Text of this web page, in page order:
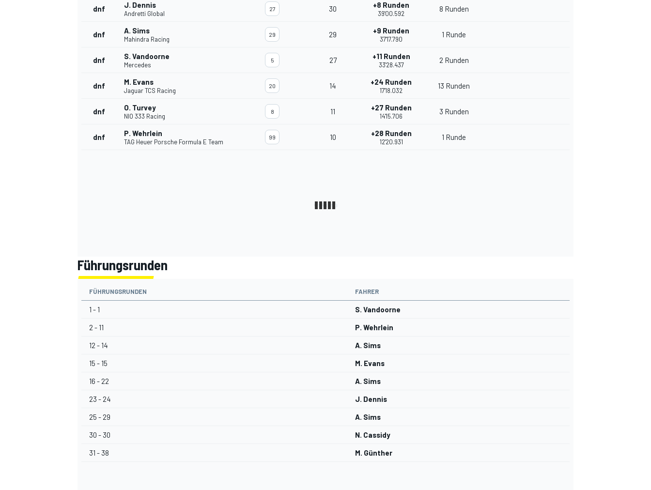
dnf J. Dennis
Andretti Global
27 30 +8 Runden
39'00.592
8 Runden
dnf A. Sims
Mahindra Racing
29 29 +9 Runden
37'17.790
1 Runde
dnf S. Vandoorne
Mercedes
5 27 +11 Runden
33'28.437
2 Runden
dnf M. Evans
Jaguar TCS Racing
20 14 +24 Runden
17'18.032
13 Runden
dnf O. Turvey
NIO 333 Racing
8 11 +27 Runden
14'15.706
3 Runden
dnf P. Wehrlein
TAG Heuer Porsche Formula E Team
99 10 +28 Runden
12'20.931
1 Runde
Führungsrunden
FÜHRUNGSRUNDEN FAHRER
1 - 1 S. Vandoorne
2 - 11 P. Wehrlein
12 - 14 A. Sims
15 - 15 M. Evans
16 - 22 A. Sims
23 - 24 J. Dennis
25 - 29 A. Sims
30 - 30 N. Cassidy
31 - 38 M. Günther